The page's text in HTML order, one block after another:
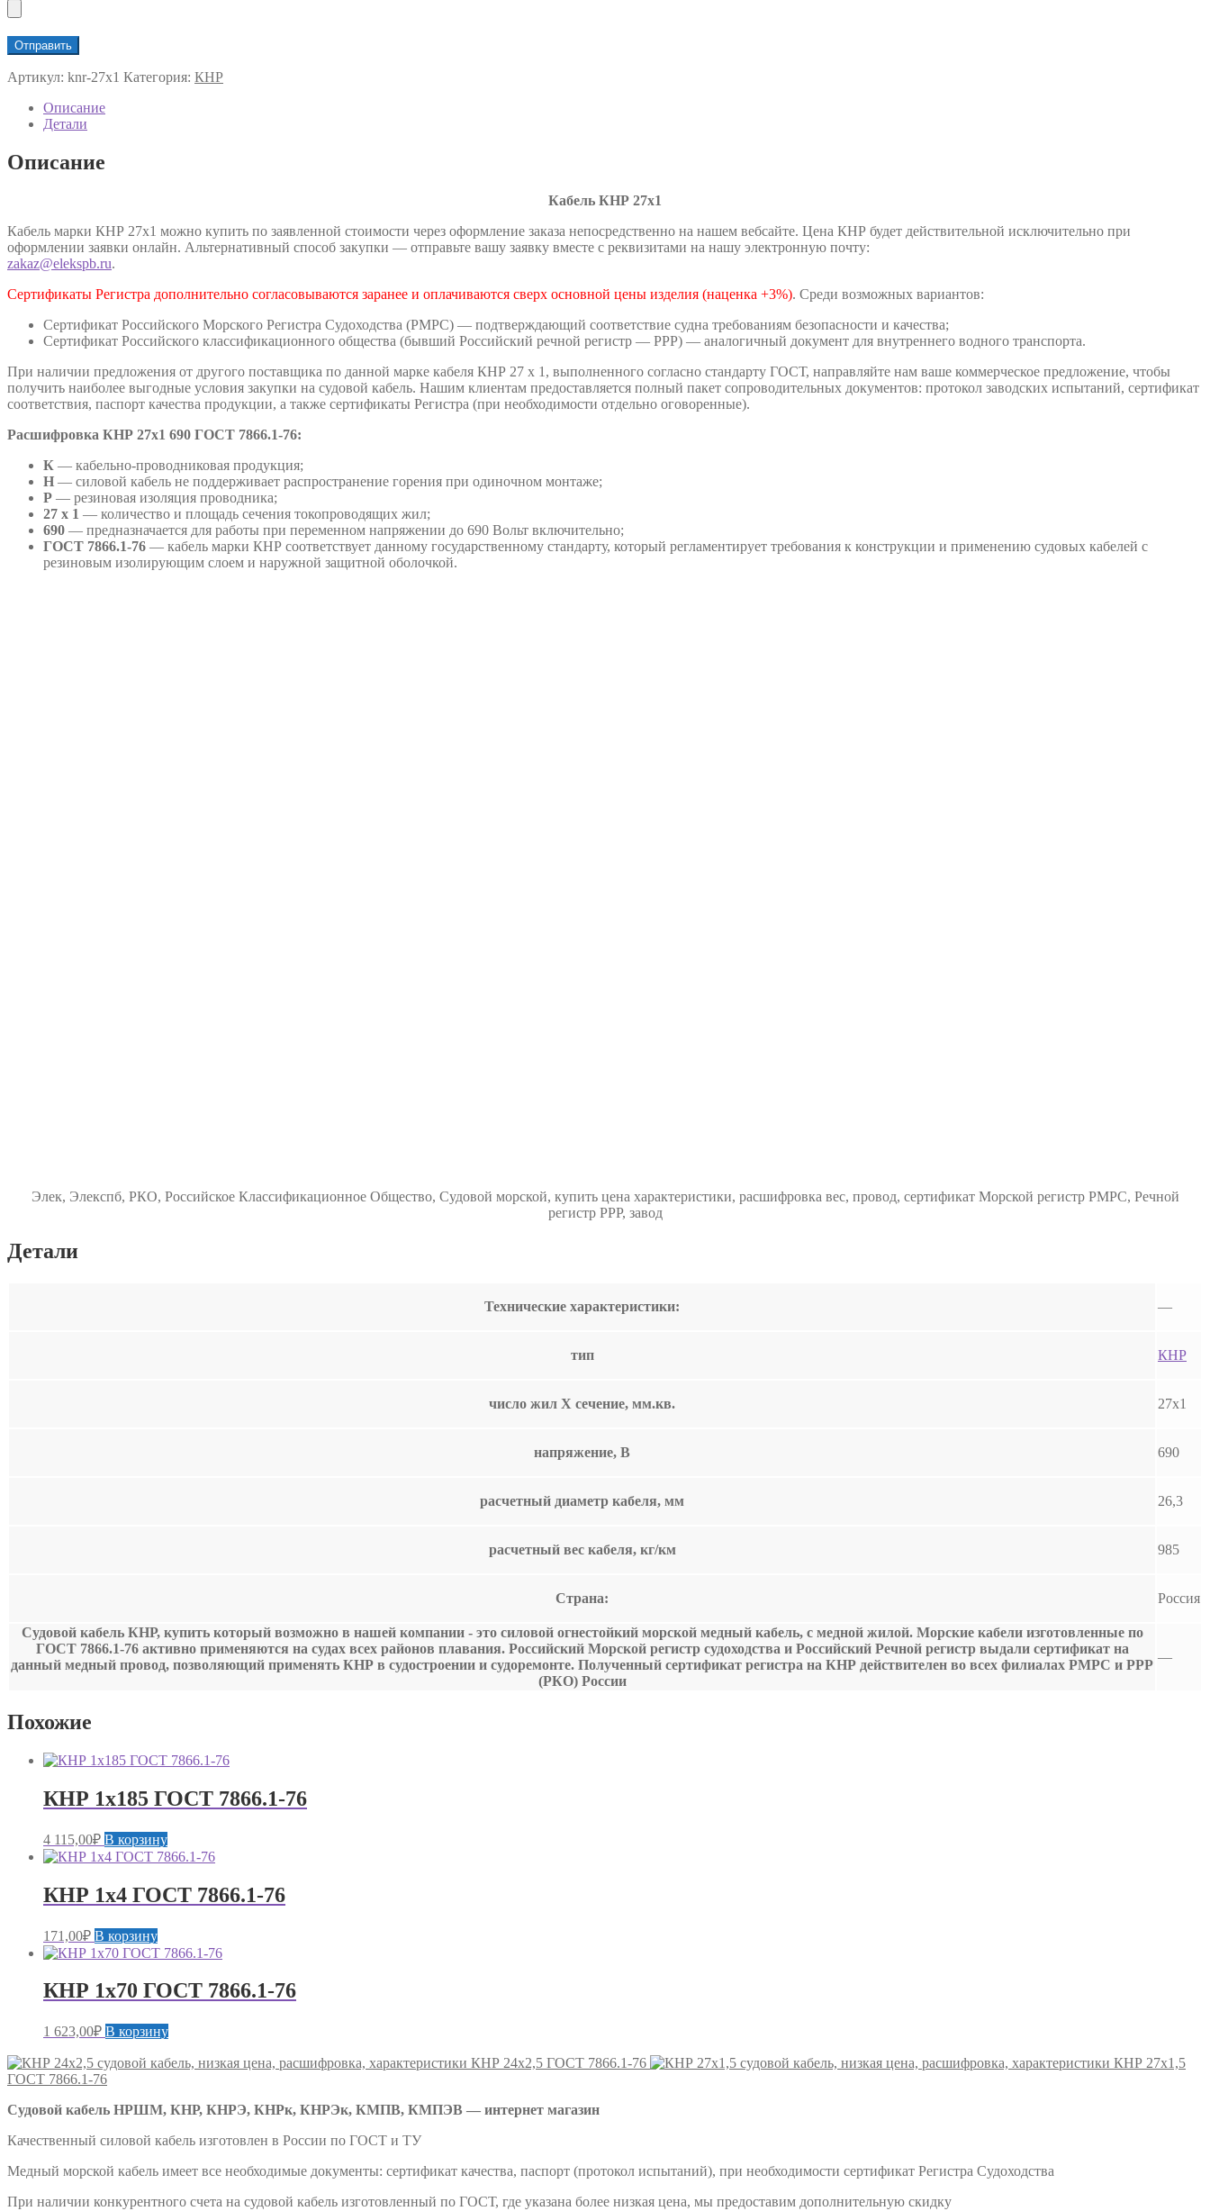
Артикул: knr-27х1 Категория: КНР
Описание
Детали
Описание
Кабель КНР 27х1
Кабель марки КНР 27х1 можно купить по заявленной стоимости через оформление заказа непосредственно на нашем вебсайте. Цена КНР будет действительной исключительно при
оформлении заявки онлайн. Альтернативный способ закупки — отправьте вашу заявку вместе с реквизитами на нашу электронную почту:
zakaz@elekspb.ru.
Сертификаты Регистра дополнительно согласовываются заранее и оплачиваются сверх основной цены изделия (наценка +3%). Среди возможных вариантов:
Сертификат Российского Морского Регистра Судоходства (РМРС) — подтверждающий соответствие судна требованиям безопасности и качества;
Сертификат Российского классификационного общества (бывший Российский речной регистр — РРР) — аналогичный документ для внутреннего водного транспорта.
При наличии предложения от другого поставщика по данной марке кабеля КНР 27 х 1, выполненного согласно стандарту ГОСТ, направляйте нам ваше коммерческое предложение, чтобы
получить наиболее выгодные условия закупки на судовой кабель. Нашим клиентам предоставляется полный пакет сопроводительных документов: протокол заводских испытаний, сертификат
соответствия, паспорт качества продукции, а также сертификаты Регистра (при необходимости отдельно оговоренные).
Расшифровка КНР 27х1 690 ГОСТ 7866.1-76:
К — кабельно-проводниковая продукция;
Н — силовой кабель не поддерживает распространение горения при одиночном монтаже;
Р — резиновая изоляция проводника;
27 х 1 — количество и площадь сечения токопроводящих жил;
690 — предназначается для работы при переменном напряжении до 690 Вольт включительно;
ГОСТ 7866.1-76 — кабель марки КНР соответствует данному государственному стандарту, который регламентирует требования к конструкции и применению судовых кабелей с
резиновым изолирующим слоем и наружной защитной оболочкой.
Элек, Элекспб, РКО, Российское Классификационное Общество, Судовой морской, купить цена характеристики, расшифровка вес, провод, сертификат Морской регистр РМРС, Речной
регистр РРР, завод
Детали
Технические характеристики: —
тип КНР
число жил Х сечение, мм.кв. 27х1
напряжение, В 690
расчетный диаметр кабеля, мм 26,3
расчетный вес кабеля, кг/км 985
Страна: Россия
Судовой кабель КНР, купить который возможно в нашей компании - это силовой огнестойкий морской медный кабель, с медной жилой. Морские кабели изготовленные по
ГОСТ 7866.1-76 активно применяются на судах всех районов плавания. Российский Морской регистр судоходства и Российский Речной регистр выдали сертификат на
данный медный провод, позволяющий применять КНР в судостроении и судоремонте. Полученный сертификат регистра на КНР действителен во всех филиалах РМРС и РРР
(РКО) России
—
Похожие
КНР 1х185 ГОСТ 7866.1-76
4 115,00₽ В корзину
КНР 1х4 ГОСТ 7866.1-76
171,00₽ В корзину
КНР 1х70 ГОСТ 7866.1-76
1 623,00₽ В корзину
КНР 24х2,5 ГОСТ 7866.1-76
КНР 27х1,5
ГОСТ 7866.1-76
Судовой кабель НРШМ, КНР, КНРЭ, КНРк, КНРЭк, КМПВ, КМПЭВ — интернет магазин
Качественный силовой кабель изготовлен в России по ГОСТ и ТУ
Медный морской кабель имеет все необходимые документы: сертификат качества, паспорт (протокол испытаний), при необходимости сертификат Регистра Судоходства
При наличии конкурентного счета на судовой кабель изготовленный по ГОСТ, где указана более низкая цена, мы предоставим дополнительную скидку